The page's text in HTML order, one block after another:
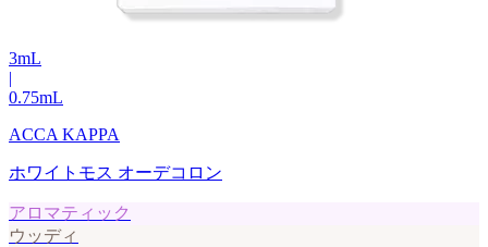
3mL
|
0.75mL
ACCA KAPPA
ホワイトモス オーデコロン
アロマティック
ウッディ